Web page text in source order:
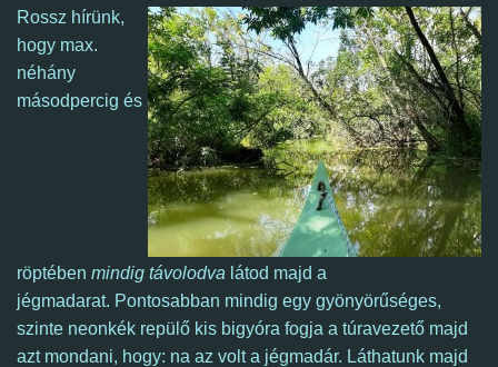
Rossz hírünk,
hogy max.
néhány
másodpercig és
röptében mindig távolodva látod majd a
jégmadarat. Pontosabban mindig egy gyönyörűséges,
szinte neonkék repülő kis bigyóra fogja a túravezető majd
azt mondani, hogy: na az volt a jégmadár. Láthatunk majd